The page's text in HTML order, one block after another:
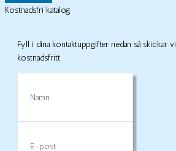
Kostnadsfri katalog
Fyll i dina kontaktuppgifter nedan så skickar
kostnadsfritt.
post